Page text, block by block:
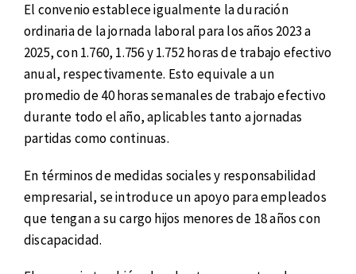
El convenio establece igualmente la duración
ordinaria de la jornada laboral para los años 2023 a
2025, con 1.760, 1.756 y 1.752 horas de trabajo efectivo
anual, respectivamente. Esto equivale a un
promedio de 40 horas semanales de trabajo efectivo
durante todo el año, aplicables tanto a jornadas
partidas como continuas.
En términos de medidas sociales y responsabilidad
empresarial, se introduce un apoyo para empleados
que tengan a su cargo hijos menores de 18 años con
discapacidad.